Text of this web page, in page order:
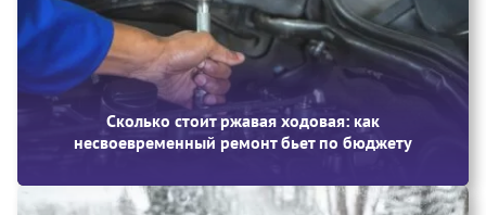
Сколько стоит ржавая ходовая: как
несвоевременный ремонт бьет по бюджету